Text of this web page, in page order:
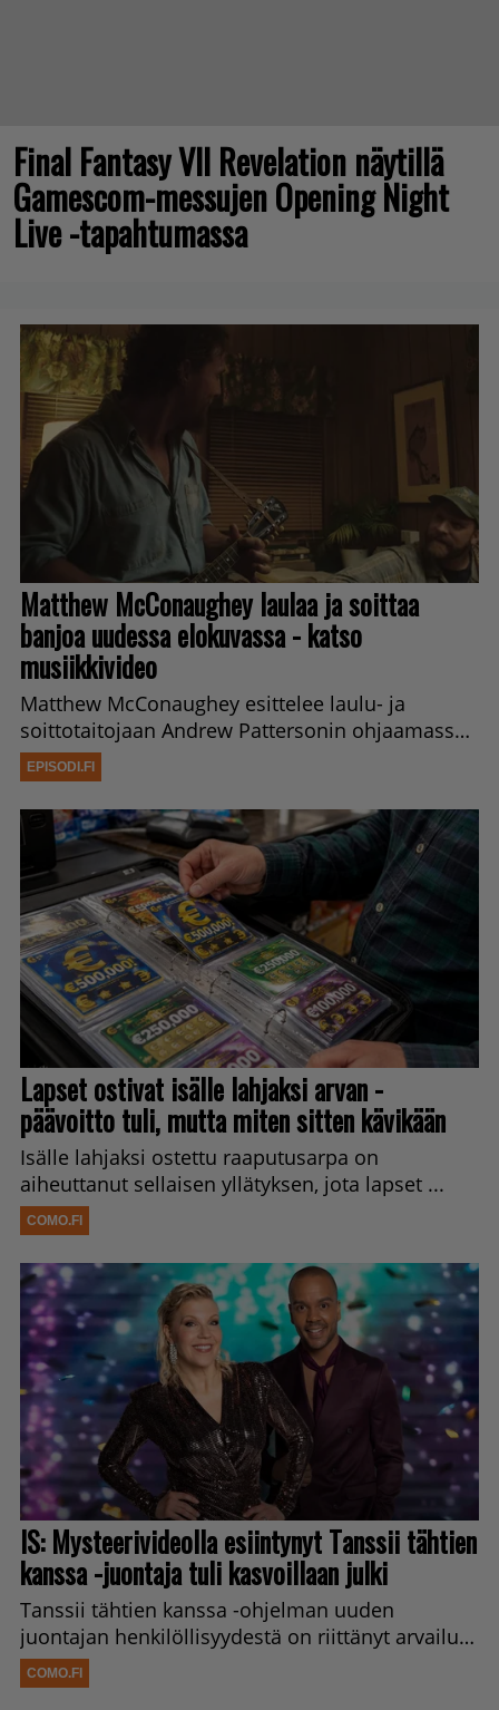
Final Fantasy VII Revelation näytillä
Gamescom-messujen Opening Night
Live -tapahtumassa